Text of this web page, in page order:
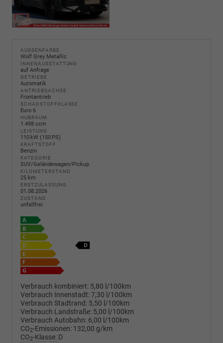
AUSSENFARBE
Wolf Grey Metallic
INNENAUSSTATTUNG
auf Anfrage
GETRIEBE
Automatik
ANTRIEBSACHSE
Frontantrieb
SCHADSTOFFKLASSE
Euro 6
HUBRAUM
1.498 ccm
LEISTUNG
110 kW (150 PS)
KRAFTSTOFF
Benzin
KATEGORIE
SUV/Geländewagen/Pickup
KILOMETERSTAND
25 km
ERSTZULASSUNG
01.08.2026
ZUSTAND
unfallfrei
Verbrauch kombiniert: 5,80 l/100km
Verbrauch Innenstadt:7,30 l/100km
Verbrauch Stadtrand: 5,50 l/100km
Verbrauch Landstraße: 5,00 l/100km
Verbrauch Autobahn: 6,00 l/100km
CO2-Emissionen: 132,00 g/km
CO2-Klasse: D